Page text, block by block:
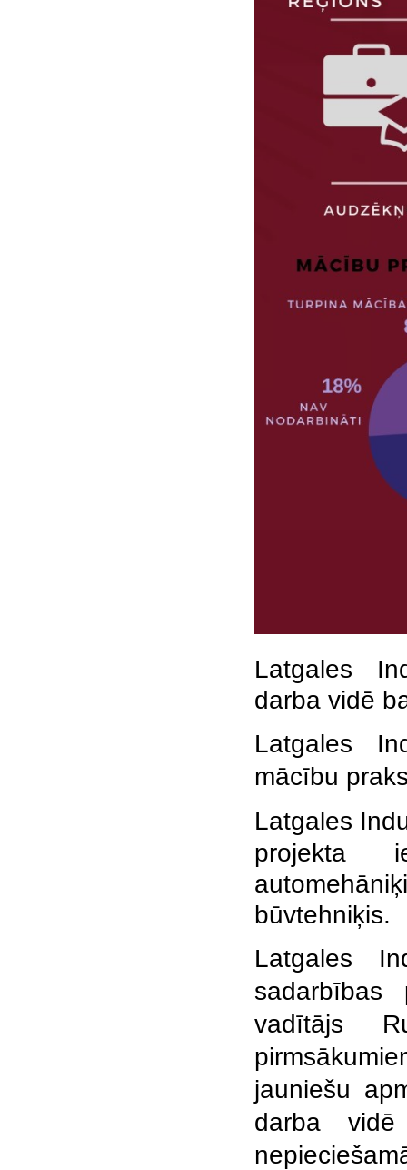
Latgales
darba vidē
Latgales
mācību
Latgales
projekta
būvtehniķis.
Latgales
vadītājs
jauniešu
darba